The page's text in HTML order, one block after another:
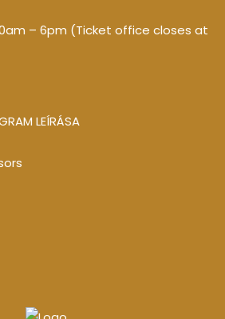
– 6pm (Ticket office closes at
LEÍRÁSA